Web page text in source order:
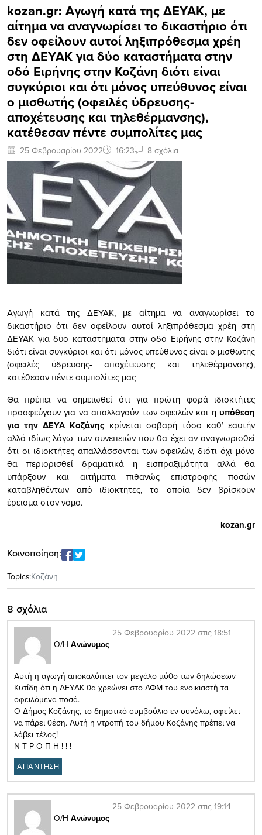
kozan.gr: Αγωγή κατά της ΔΕΥΑΚ, με
αίτημα να αναγνωρίσει το δικαστήριο ότι
δεν οφείλουν αυτοί ληξιπρόθεσμα χρέη
στη ΔΕΥΑΚ για δύο καταστήματα στην
οδό Ειρήνης στην Κοζάνη διότι είναι
συγκύριοι και ότι μόνος υπεύθυνος είναι
ο μισθωτής (οφειλές ύδρευσης-
αποχέτευσης και τηλεθέρμανσης),
κατέθεσαν πέντε συμπολίτες μας
25 Φεβρουαρίου 2022 16:23 8 σχόλια
Αγωγή κατά της ΔΕΥΑΚ, με αίτημα να αναγνωρίσει το
δικαστήριο ότι δεν οφείλουν αυτοί ληξιπρόθεσμα χρέη στη
ΔΕΥΑΚ για δύο καταστήματα στην οδό Ειρήνης στην Κοζάνη
διότι είναι συγκύριοι και ότι μόνος υπεύθυνος είναι ο μισθωτής
(οφειλές ύδρευσης- αποχέτευσης και τηλεθέρμανσης),
κατέθεσαν πέντε συμπολίτες μας
Θα πρέπει να σημειωθεί ότι για πρώτη φορά ιδιοκτήτες
προσφεύγουν για να απαλλαγούν των οφειλών και ηυπόθεση
για την ΔΕΥΑ Κοζάνης κρίνεται σοβαρή τόσο καθ’ εαυτήν
αλλά ιδίως λόγω των συνεπειών που θα έχει αν αναγνωρισθεί
ότι οι ιδιοκτήτες απαλλάσσονται των οφειλών, διότι όχι μόνο
θα περιορισθεί
δραματικά η εισπραξιμότητα αλλά
θα
υπάρξουν
και αιτήματα πιθανώς επιστροφής
ποσών
καταβληθέντων από ιδιοκτήτες, το οποία δεν βρίσκουν
έρεισμα στον νόμο.
kozan.gr
Κοινοποίηση:
Topics:Κοζάνη
8 σχόλια
Ο/Η Ανώνυμος
25 Φεβρουαρίου 2022 στις 18:51
Αυτή η αγωγή αποκαλύπτει τον μεγάλο μύθο των δηλώσεων
Κυτίδη ότι η ΔΕΥΑΚ θα χρεώνει στο ΑΦΜ του ενοικιαστή τα
οφειλόμενα ποσά.
Ο Δήμος Κοζάνης, το δημοτικό συμβούλιο εν συνόλω, οφείλει
να πάρει θέση. Αυτή η ντροπή του δήμου Κοζάνης πρέπει να
λάβει τέλος!
Ν Τ Ρ Ο Π Η ! ! !
ΑΠΑΝΤΗΣΗ
Ο/Η Ανώνυμος
25 Φεβρουαρίου 2022 στις 19:14